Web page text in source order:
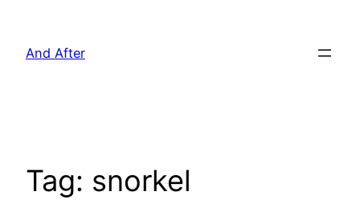
And After
Tag: snorkel